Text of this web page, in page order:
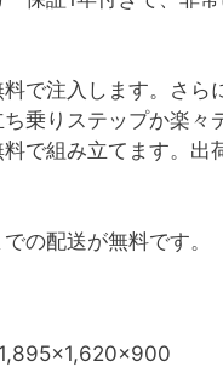
で注入します。さら
ち乗りステップか楽
で組み立てます。出
の配送が無料です。
1,895×1,620×900